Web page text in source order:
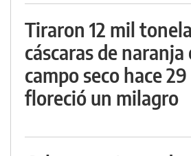
Tiraron 12 mil
cáscaras de naranja
campo seco hace
floreció un milagro